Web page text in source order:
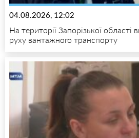
04.08.2026, 12:02
На території Запорізької
руху вантажного транспорту